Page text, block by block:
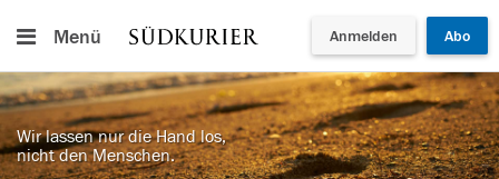
Menü Anmelden Abo
Wir lassen nur die Hand los,
nicht den Menschen.